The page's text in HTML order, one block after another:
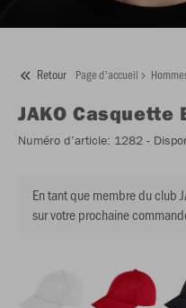
Retour Page d'accueil
JAKO Casquette
Numéro d’article: 1282 -
En tant que membre du club
sur votre prochaine